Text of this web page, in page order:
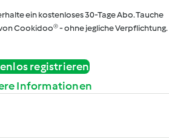
ein kostenloses 30-Tage Abo. Tauche
Cookidoo® - ohne jegliche Verpflichtung.
registrieren
Informationen